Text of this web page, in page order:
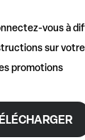
vous à
sur
promotions